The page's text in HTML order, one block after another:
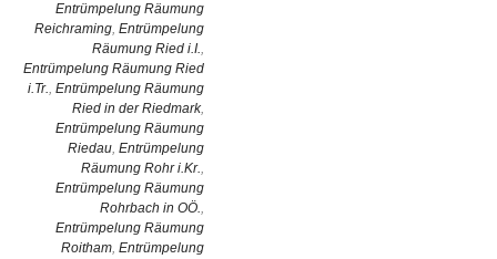
Entrümpelung Räumung
Reichraming, Entrümpelung
Räumung Ried i.I.,
Entrümpelung Räumung Ried
i.Tr., Entrümpelung Räumung
Ried in der Riedmark,
Entrümpelung Räumung
Riedau, Entrümpelung
Räumung Rohr i.Kr.,
Entrümpelung Räumung
Rohrbach in OÖ.,
Entrümpelung Räumung
Roitham, Entrümpelung